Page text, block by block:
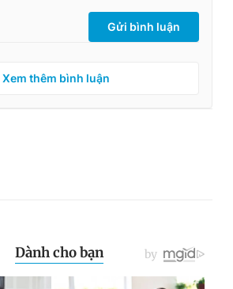
Gửi bình luận
Xem thêm bình luận